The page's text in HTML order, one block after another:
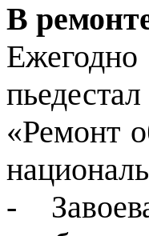
В
«Ремонт
-